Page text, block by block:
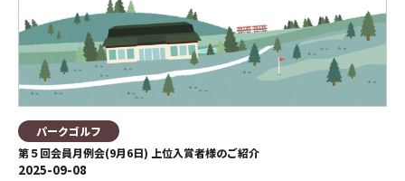
パークゴルフ
第５回会員月例会(9月6日) 上位入賞者様のご紹介
2025-09-08